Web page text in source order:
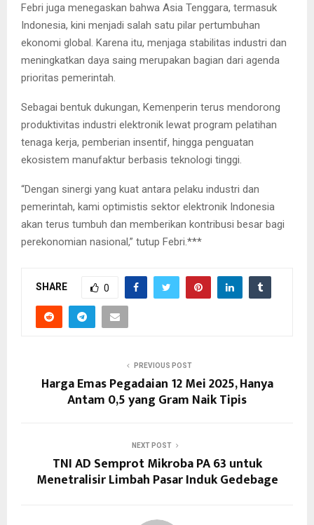
Febri juga menegaskan bahwa Asia Tenggara, termasuk
Indonesia, kini menjadi salah satu pilar pertumbuhan
ekonomi global. Karena itu, menjaga stabilitas industri dan
meningkatkan daya saing merupakan bagian dari agenda
prioritas pemerintah.
Sebagai bentuk dukungan, Kemenperin terus mendorong
produktivitas industri elektronik lewat program pelatihan
tenaga kerja, pemberian insentif, hingga penguatan
ekosistem manufaktur berbasis teknologi tinggi.
“Dengan sinergi yang kuat antara pelaku industri dan
pemerintah, kami optimistis sektor elektronik Indonesia
akan terus tumbuh dan memberikan kontribusi besar bagi
perekonomian nasional,” tutup Febri.***
SHARE 0
PREVIOUS POST
Harga Emas Pegadaian 12 Mei 2025, Hanya
Antam 0,5 yang Gram Naik Tipis
NEXT POST
TNI AD Semprot Mikroba PA 63 untuk
Menetralisir Limbah Pasar Induk Gedebage